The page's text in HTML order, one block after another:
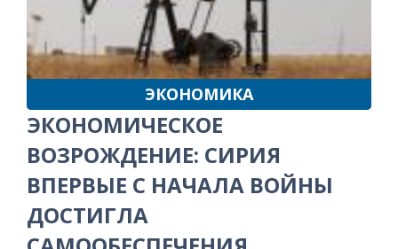
ЭКОНОМИКА
ЭКОНОМИЧЕСКОЕ
ВОЗРОЖДЕНИЕ: СИРИЯ
ВПЕРВЫЕ С НАЧАЛА ВОЙНЫ
ДОСТИГЛА